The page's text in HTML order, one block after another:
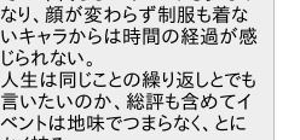
なり、顔が変わらず制服も着な
いキャラからは時間の経過が感
じられない。
人生は同じことの繰り返しとでも
言いたいのか、総評も含めてイ
ベントは地味でつまらなく、とに